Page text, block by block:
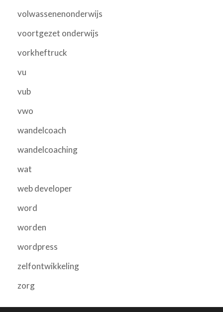
volwassenenonderwijs
voortgezet onderwijs
vorkheftruck
vu
vub
vwo
wandelcoach
wandelcoaching
wat
web developer
word
worden
wordpress
zelfontwikkeling
zorg